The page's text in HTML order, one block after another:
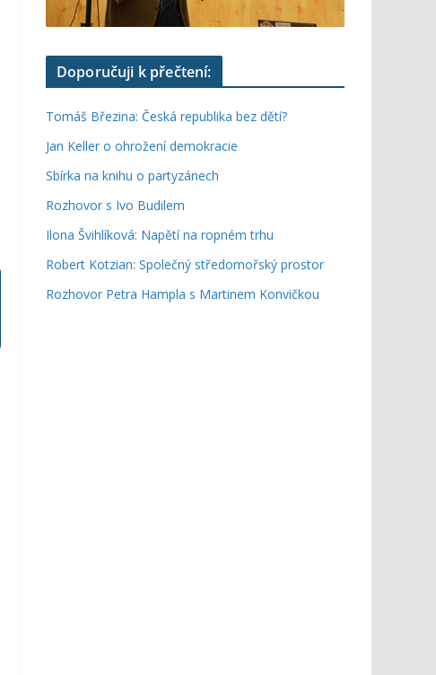
Doporučuji k přečtení:
Tomáš Březina: Česká republika bez dětí?
Jan Keller o ohrožení demokracie
Sbírka na knihu o partyzánech
Rozhovor s Ivo Budilem
Ilona Švihlíková: Napětí na ropném trhu
Robert Kotzian: Společný středomořský prostor
Rozhovor Petra Hampla s Martinem Konvičkou